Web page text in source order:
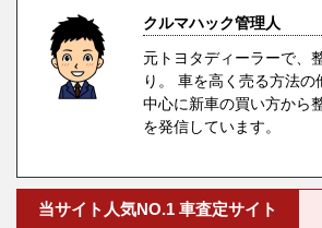
クルマハック管理人
元トヨタディーラーで、
り。 車を高く売る方法
中心に新車の買い方から
を発信しています。
当サイト人気NO.1 車査定サイト